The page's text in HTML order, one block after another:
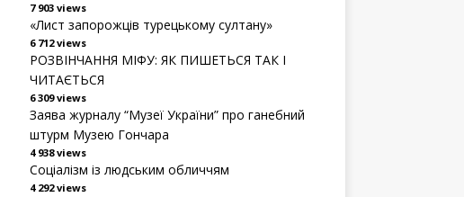
7 903 views
«Лист запорожців турецькому султану»
6 712 views
РОЗВІНЧАННЯ МІФУ: ЯК ПИШЕТЬСЯ ТАК І
ЧИТАЄТЬСЯ
6 309 views
Заява журналу “Музеї України” про ганебний
штурм Музею Гончара
4 938 views
Соціалізм із людським обличчям
4 292 views